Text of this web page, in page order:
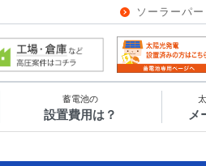
ソーラーパ
蓄電池の
設置費用は？ メ